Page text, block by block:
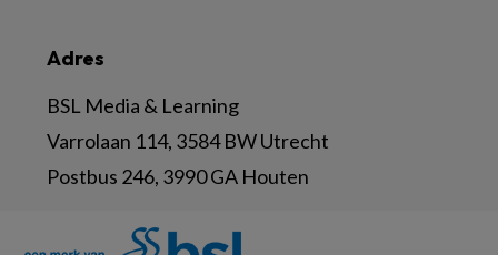
Adres
BSL Media & Learning
Varrolaan 114, 3584 BW Utrecht
Postbus 246, 3990 GA Houten